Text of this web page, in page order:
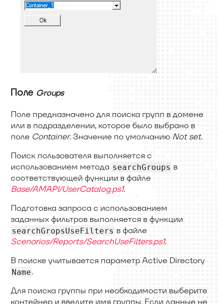
Поле Groups
Поле предназначено для поиска групп в домене
или в подразделении, которое было выбрано в
поле Container. Значение по умолчанию Not set.
Поиск пользователя выполняется с
использованием метода searchGroups в
соответствующей функции в файле
Base/AMAPI/UserCatalog.ps1.
Подготовка запроса с использованием
заданных фильтров выполняется в функции
searchGropsUseFilters в файле
Scenarios/Reports/SearchUseFilters.ps1.
В поиске учитывается параметр Active Directory
Name.
Для поиска группы при необходимости выберите
контейнер и введите имя группы. Если данные не